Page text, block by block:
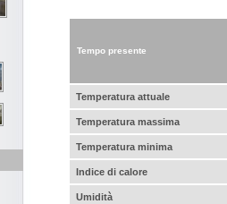
Tempo presente
Temperatura attuale
Temperatura massima
Temperatura minima
Indice di calore
Umidità